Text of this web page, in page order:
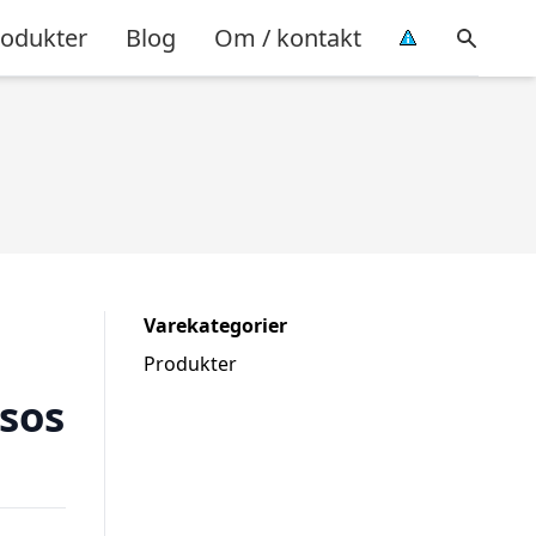
Blog Om / kontakt
Varekategorier
Produkter